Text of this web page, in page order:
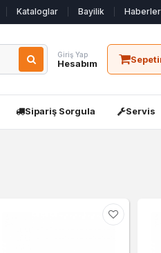
Kataloglar Bayilik Haberler
Giriş Yap
Hesabım
Sipariş Sorgula Servis